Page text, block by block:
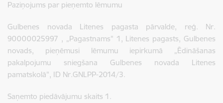
Paziņojums par pieņemto lēmumu
Gulbenes novada Litenes pagasta pārvalde, reģ. Nr.
90000025997 , „Pagastnams" 1, Litenes pagasts, Gulbenes
novads, pieņēmusi lēmumu iepirkumā „Ēdināšanas
pakalpojumu sniegšana Gulbenes novada Litenes
pamatskolā", ID Nr.GNLPP-2014/3.
Saņemto piedāvājumu skaits 1.